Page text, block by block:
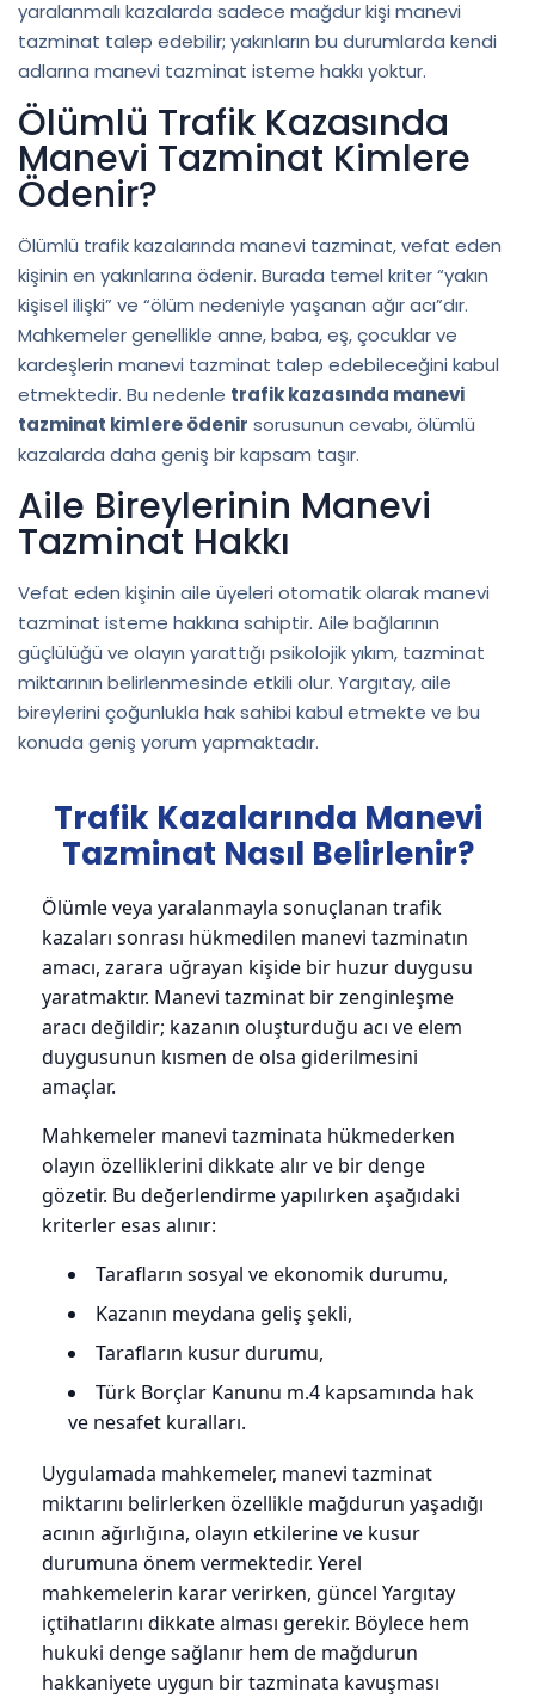
yaralanmalı kazalarda sadece mağdur kişi manevi
tazminat talep edebilir; yakınların bu durumlarda kendi
adlarına manevi tazminat isteme hakkı yoktur.
Ölümlü Trafik Kazasında
Manevi Tazminat Kimlere
Ödenir?
Ölümlü trafik kazalarında manevi tazminat, vefat eden
kişinin en yakınlarına ödenir. Burada temel kriter “yakın
kişisel ilişki” ve “ölüm nedeniyle yaşanan ağır acı”dır.
Mahkemeler genellikle anne, baba, eş, çocuklar ve
kardeşlerin manevi tazminat talep edebileceğini kabul
etmektedir. Bu nedenle trafik kazasında manevi
tazminat kimlere ödenir sorusunun cevabı, ölümlü
kazalarda daha geniş bir kapsam taşır.
Aile Bireylerinin Manevi
Tazminat Hakkı
Vefat eden kişinin aile üyeleri otomatik olarak manevi
tazminat isteme hakkına sahiptir. Aile bağlarının
güçlülüğü ve olayın yarattığı psikolojik yıkım, tazminat
miktarının belirlenmesinde etkili olur. Yargıtay, aile
bireylerini çoğunlukla hak sahibi kabul etmekte ve bu
konuda geniş yorum yapmaktadır.
Trafik Kazalarında Manevi
Tazminat Nasıl Belirlenir?
Ölümle veya yaralanmayla sonuçlanan trafik
kazaları sonrası hükmedilen manevi tazminatın
amacı, zarara uğrayan kişide bir huzur duygusu
yaratmaktır. Manevi tazminat bir zenginleşme
aracı değildir; kazanın oluşturduğu acı ve elem
duygusunun kısmen de olsa giderilmesini
amaçlar.
Mahkemeler manevi tazminata hükmederken
olayın özelliklerini dikkate alır ve bir denge
gözetir. Bu değerlendirme yapılırken aşağıdaki
kriterler esas alınır:
Tarafların sosyal ve ekonomik durumu,
Kazanın meydana geliş şekli,
Tarafların kusur durumu,
Türk Borçlar Kanunu m.4 kapsamında hak
ve nesafet kuralları.
Uygulamada mahkemeler, manevi tazminat
miktarını belirlerken özellikle mağdurun yaşadığı
acının ağırlığına, olayın etkilerine ve kusur
durumuna önem vermektedir. Yerel
mahkemelerin karar verirken, güncel Yargıtay
içtihatlarını dikkate alması gerekir. Böylece hem
hukuki denge sağlanır hem de mağdurun
hakkaniyete uygun bir tazminata kavuşması